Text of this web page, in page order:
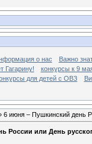
о нас
Важно
Гагарину!
конкурсы к 9
для детей с ОВЗ
6 июня – Пушкинский день
России или День